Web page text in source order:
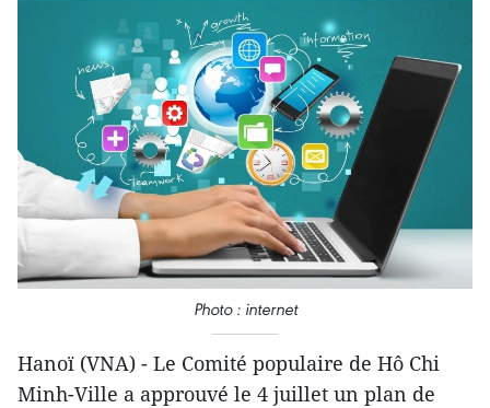
Photo : internet
Hanoï (VNA) - Le Comité populaire de Hô Chi
Minh-Ville a approuvé le 4 juillet un plan de